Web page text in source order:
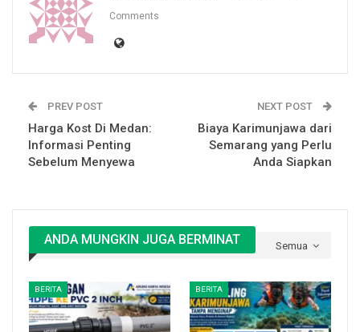
Comments
PREV POST
Harga Kost Di Medan:
Informasi Penting
Sebelum Menyewa
NEXT POST
Biaya Karimunjawa dari
Semarang yang Perlu
Anda Siapkan
Semua
ANDA MUNGKIN JUGA BERMINAT
BERITA BERITA